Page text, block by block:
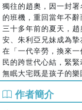
獨往的趙奧，因一封
的班機，重回當年不辭
三十多年前的夏天，
安、朱利亞兄妹成為摯
在「一代辛勞，換來
民的跨世代心結，緊
無眠大宅既是孩子的
花園與成年人的擂臺
係逐漸變質：曖昧、背
作者簡介